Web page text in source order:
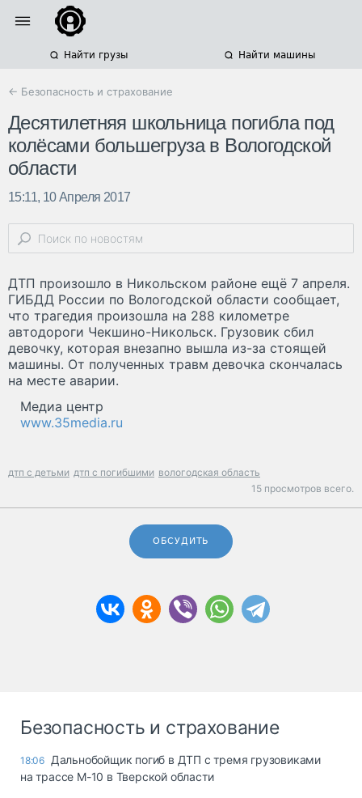
Найти грузы Найти машины
← Безопасность и страхование
Десятилетняя школьница погибла под
колёсами большегруза в Вологодской
области
15:11, 10 Апреля 2017
ДТП произошло в Никольском районе ещё 7 апреля.
ГИБДД России по Вологодской области сообщает,
что трагедия произошла на 288 километре
автодороги Чекшино-Никольск. Грузовик сбил
девочку, которая внезапно вышла из-за стоящей
машины. От полученных травм девочка скончалась
на месте аварии.
Медиа центр
www.35media.ru
дтп с детьми дтп с погибшими вологодская область
15 просмотров всего.
ОБСУДИТЬ
Безопасность и страхование
18:06 Дальнобойщик погиб в ДТП с тремя грузовиками
на трассе М-10 в Тверской области